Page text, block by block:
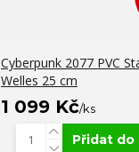
Cyberpunk 2077 PVC
Welles 25 cm
1 099 Kč/ks
Přidat do